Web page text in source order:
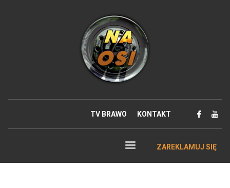
TV BRAWO KONTAKT
ZAREKLAMUJ SIĘ